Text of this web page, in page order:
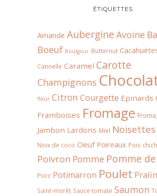
ÉTIQUETTES
Amande Aubergine Avoine
Boeuf Boulgour Butternut
Cannelle Caramel Carotte
Champignons
fleur Citron Courgette Epinards
Framboises Fromage
Jambon Lardons Miel Noisettes
Noix de coco Oeuf Poireaux Pois
Poivron Pomme Pomme
Porc Potimarron Poulet
Saint-morêt Sauce tomate Saumon